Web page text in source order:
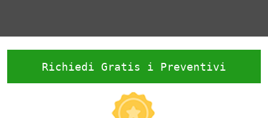
Richiedi Gratis i Preventivi